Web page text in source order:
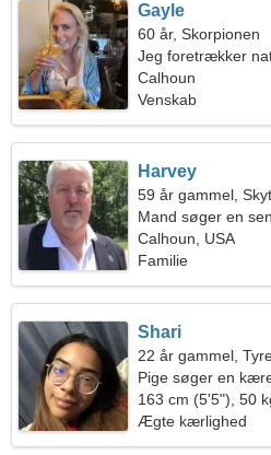
Gayle
60 år, Skorpionen
Jeg foretrækker
Calhoun
Venskab
Harvey
59 år gammel,
Mand søger en
Calhoun, USA
Familie
Shari
22 år gammel,
Pige søger en
163 cm (5'5"), 50
Ægte kærlighed